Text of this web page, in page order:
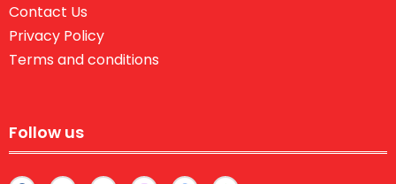
Contact Us
Privacy Policy
Terms and conditions
Follow us